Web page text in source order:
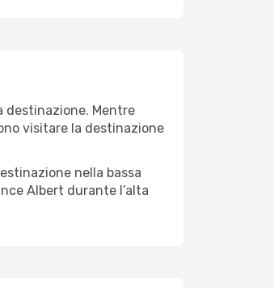
destinazione. Mentre
visitare la destinazione
nella bassa
Albert durante l’alta